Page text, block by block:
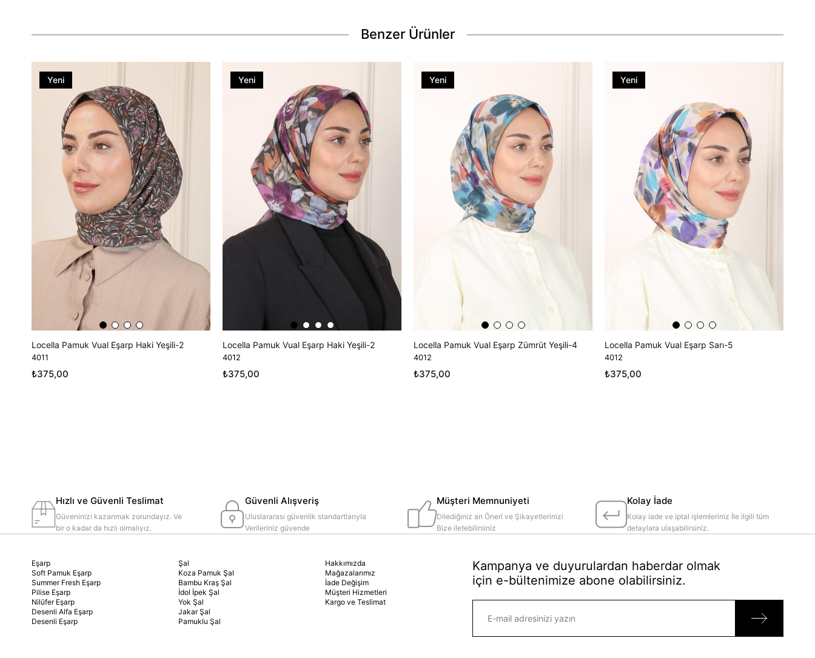
Benzer Ürünler
Locella Pamuk Vual Eşarp Haki Yeşili-2
4011
₺375,00
Yeni
Locella Pamuk Vual Eşarp Haki Yeşili-2
4012
₺375,00
Yeni
Locella Pamuk Vual Eşarp Zümrüt Yeşili-4
4012
₺375,00
Yeni
Locella Pamuk Vual Eşarp Sarı-5
4012
₺375,00
Yeni
Hızlı ve Güvenli Teslimat
Güveninizi kazanmak zorundayız. Ve
bir o kadar da hızlı olmalıyız.
Güvenli Alışveriş
Uluslararası güvenlik standartlarıyla
Verileriniz güvende
Müşteri Memnuniyeti
Dilediğiniz an Öneri ve Şikayetlerinizi
Bize iletebilirsiniz
Kolay İade
Kolay iade ve iptal işlemleriniz İle ilgili tüm
detaylara ulaşabilirsiniz.
Eşarp
Soft Pamuk Eşarp
Summer Fresh Eşarp
Pilise Eşarp
Nilüfer Eşarp
Desenli Alfa Eşarp
Desenli Eşarp
Şal
Koza Pamuk Şal
Bambu Kraş Şal
İdol İpek Şal
Yok Şal
Jakar Şal
Pamuklu Şal
Hakkımızda
Mağazalarımız
İade Değişim
Müşteri Hizmetleri
Kargo ve Teslimat
Kampanya ve duyurulardan haberdar olmak
için e-bültenimize abone olabilirsiniz.